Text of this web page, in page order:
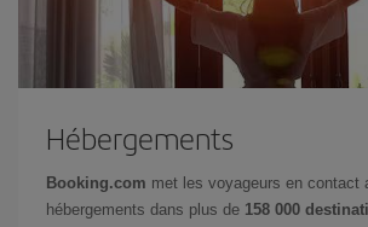
Hébergements
Booking.com met les voyageurs en contact
hébergements dans plus de 158 000